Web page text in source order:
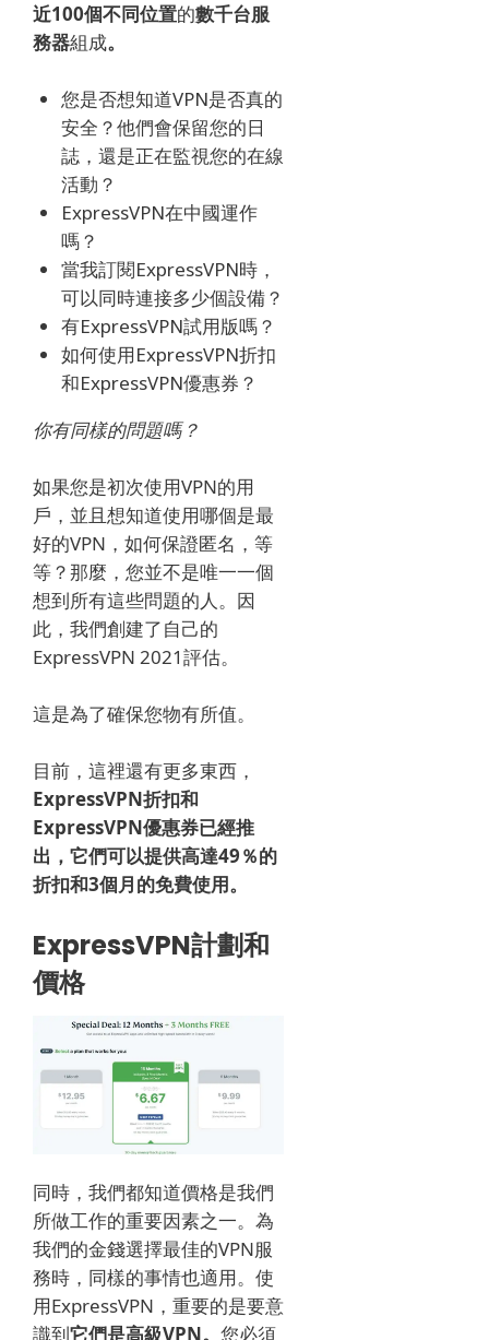
近100個不同位置的數千台服
務器組成。
您是否想知道VPN是否真的
安全？他們會保留您的日
誌，還是正在監視您的在線
活動？
ExpressVPN在中國運作
嗎？
當我訂閱ExpressVPN時，
可以同時連接多少個設備？
有ExpressVPN試用版嗎？
如何使用ExpressVPN折扣
和ExpressVPN優惠券？
你有同樣的問題嗎？
如果您是初次使用VPN的用
戶，並且想知道使用哪個是最
好的VPN，如何保證匿名，等
等？那麼，您並不是唯一一個
想到所有這些問題的人。 因
此，我們創建了自己的
ExpressVPN 2021評估。
這是為了確保您物有所值。
目前，這裡還有更多東西，
ExpressVPN折扣和
ExpressVPN優惠券已經推
出，它們可以提供高達49％的
折扣和3個月的免費使用。
ExpressVPN計劃和
價格
同時，我們都知道價格是我們
所做工作的重要因素之一。 為
我們的金錢選擇最佳的VPN服
務時，同樣的事情也適用。 使
用ExpressVPN，重要的是要意
識到它們是高級VPN。 您必須